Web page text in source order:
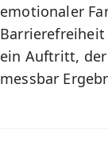
emotionaler
ein Auftritt,
messbar